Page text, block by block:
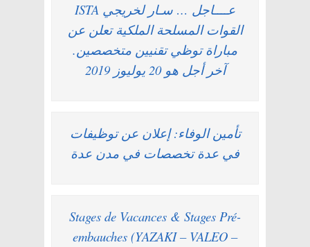
عــــاجل … سـار لخريجي ISTA
القوات المسلحة الملكية تعلن عن
مباراة توظي تقنيين متخصصين.
آخر أجل هو 20 يوليوز 2019
تأمين الوفاء: إعلان عن توظيفات
في عدة تخصصات في مدن عدة
Stages de Vacances & Stages Pré-
embauches (YAZAKI – VALEO –